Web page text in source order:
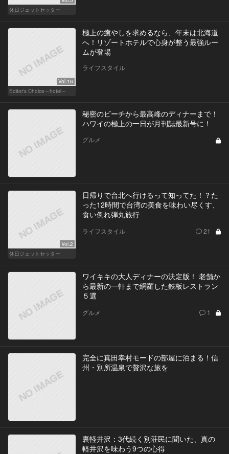
休日ジェットセッター
Vol.16
Editor's Choice～hotel～
極上の癒やしを求めるなら、年末は北海道
へ！リゾートホテルで心身が整う最強ルー
ムが登場
ライフスタイル
秘密のビーチから最高峰のディナーまで！
ハワイの極上の一日が月刊誌最新号に！
グルメ
Vol.2
休日ジェットセッター
日帰りで台北へ行けるって知ってた！？た
った12時間で台湾の美食を味わい尽くす、
食い倒れ弾丸旅行
ライフスタイル 21
ワイキキの大人ディナーの決定版！ 老舗か
ら最新の一軒まで網羅した鉄板レストラン
５選
グルメ 1
完全に真田幸村モードの部屋に泊まる！信
州・別所温泉で贅沢な旅を
裏軽井沢：3代続く別荘民に聞いた、真の
軽井沢を味わう9つの心得